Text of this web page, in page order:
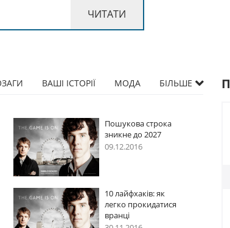
ВАШІ ІСТОРІЇ МОДА БІЛЬШЕ
Пошукова строка
зникне до 2027
09.12.2016
10 лайфхаків: як
легко прокидатися
вранці